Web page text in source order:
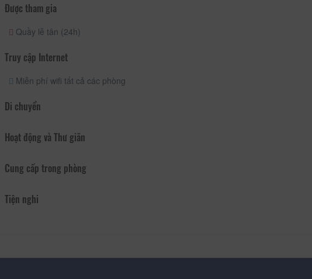
Được tham gia
Quầy lễ tân (24h)
Truy cập Internet
Miễn phí wifi tất cả các phòng
Di chuyển
Hoạt động và Thư giãn
Cung cấp trong phòng
Tiện nghi